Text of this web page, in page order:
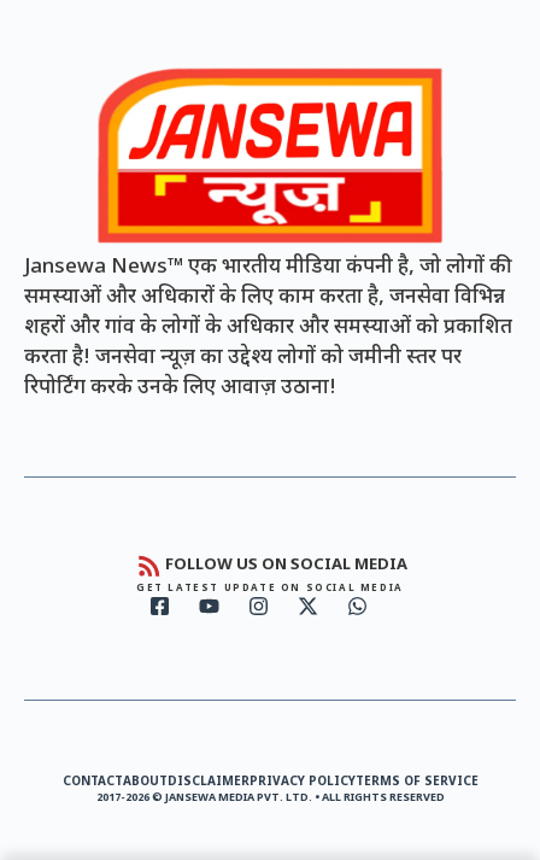
Jansewa News™ एक भारतीय मीडिया कंपनी है, जो लोगों की
समस्याओं और अधिकारों के लिए काम करता है, जनसेवा विभिन्न
शहरों और गांव के लोगों के अधिकार और समस्याओं को प्रकाशित
करता है! जनसेवा न्यूज़ का उद्देश्य लोगों को जमीनी स्तर पर
रिपोर्टिंग करके उनके लिए आवाज़ उठाना!
FOLLOW US ON SOCIAL MEDIA
GET LATEST UPDATE ON SOCIAL MEDIA
CONTACTABOUTDISCLAIMERPRIVACY POLICYTERMS OF SERVICE
2017-2026 © JANSEWA MEDIA PVT. LTD. • ALL RIGHTS RESERVED